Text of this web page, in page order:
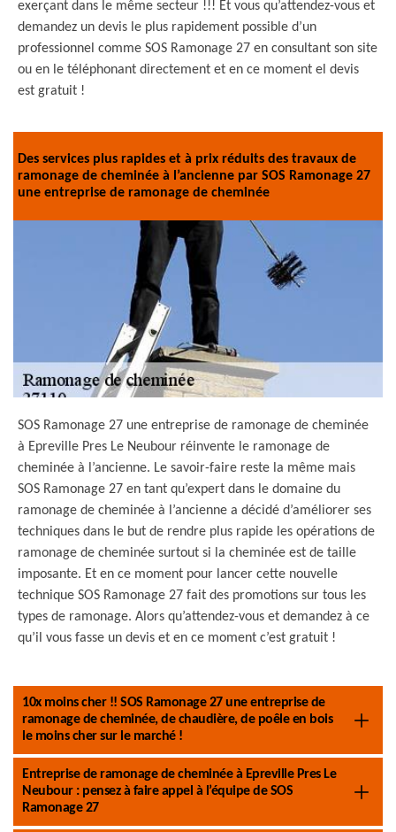
exerçant dans le même secteur !!! Et vous qu’attendez-vous et
demandez un devis le plus rapidement possible d’un
professionnel comme SOS Ramonage 27 en consultant son site
ou en le téléphonant directement et en ce moment el devis
est gratuit !
Des services plus rapides et à prix réduits des travaux de
ramonage de cheminée à l’ancienne par SOS Ramonage 27
une entreprise de ramonage de cheminée
SOS Ramonage 27 une entreprise de ramonage de cheminée
à Epreville Pres Le Neubour réinvente le ramonage de
cheminée à l’ancienne. Le savoir-faire reste la même mais
SOS Ramonage 27 en tant qu’expert dans le domaine du
ramonage de cheminée à l’ancienne a décidé d’améliorer ses
techniques dans le but de rendre plus rapide les opérations de
ramonage de cheminée surtout si la cheminée est de taille
imposante. Et en ce moment pour lancer cette nouvelle
technique SOS Ramonage 27 fait des promotions sur tous les
types de ramonage. Alors qu’attendez-vous et demandez à ce
qu’il vous fasse un devis et en ce moment c’est gratuit !
10x moins cher !! SOS Ramonage 27 une entreprise de
ramonage de cheminée, de chaudière, de poêle en bois
le moins cher sur le marché !
Entreprise de ramonage de cheminée à Epreville Pres Le
Neubour : pensez à faire appel à l’équipe de SOS
Ramonage 27